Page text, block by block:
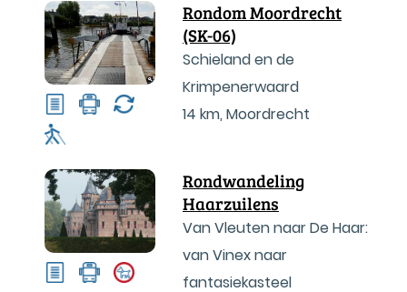
Rondom Moordrecht
(SK-06)
Schieland en de
Krimpenerwaard
14 km, Moordrecht
Rondwandeling
Haarzuilens
Van Vleuten naar De Haar:
van Vinex naar
fantasiekasteel